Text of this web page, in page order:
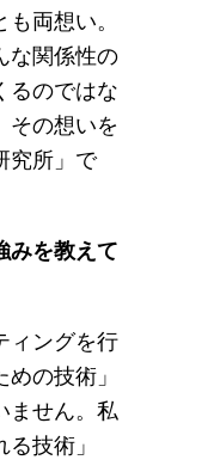
両想い。
な関係性の
るのではな
その想いを
究所」で
を教えて
ィングを行
の技術」
ません。私
技術」